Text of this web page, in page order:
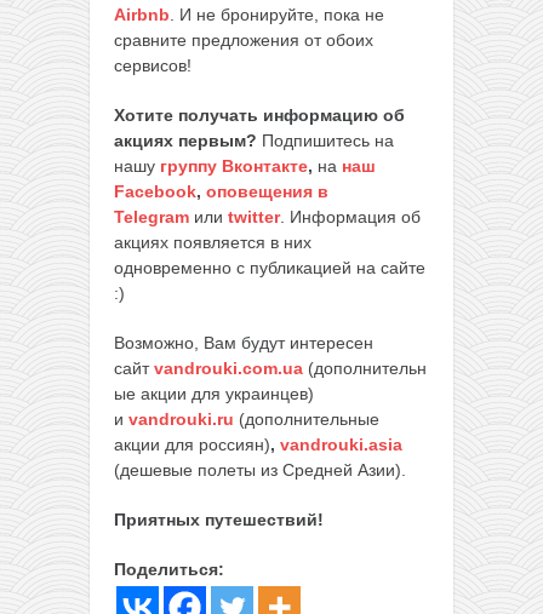
Airbnb . И не бронируйте, пока не
сравните предложения от обоих
сервисов!
Хотите получать информацию об
акциях первым? Подпишитесь на
нашу группу Вконтакте, на наш
Facebook, оповещения в
Telegram или twitter. Информация об
акциях появляется в них
одновременно с публикацией на сайте
:)
Возможно, Вам будут интересен
сайтvandrouki.com.ua (дополнительн
ые акции для украинцев)
и vandrouki.ru (дополнительные
акции для россиян), vandrouki.asia
(дешевые полеты из Средней Азии).
Приятных путешествий!
Поделиться: